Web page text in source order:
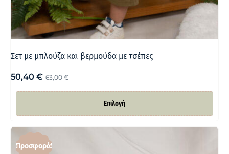
Σετ με μπλούζα και βερμούδα με τσέπες
63,00€
50,40 €
Επιλογή
Προσφορά!